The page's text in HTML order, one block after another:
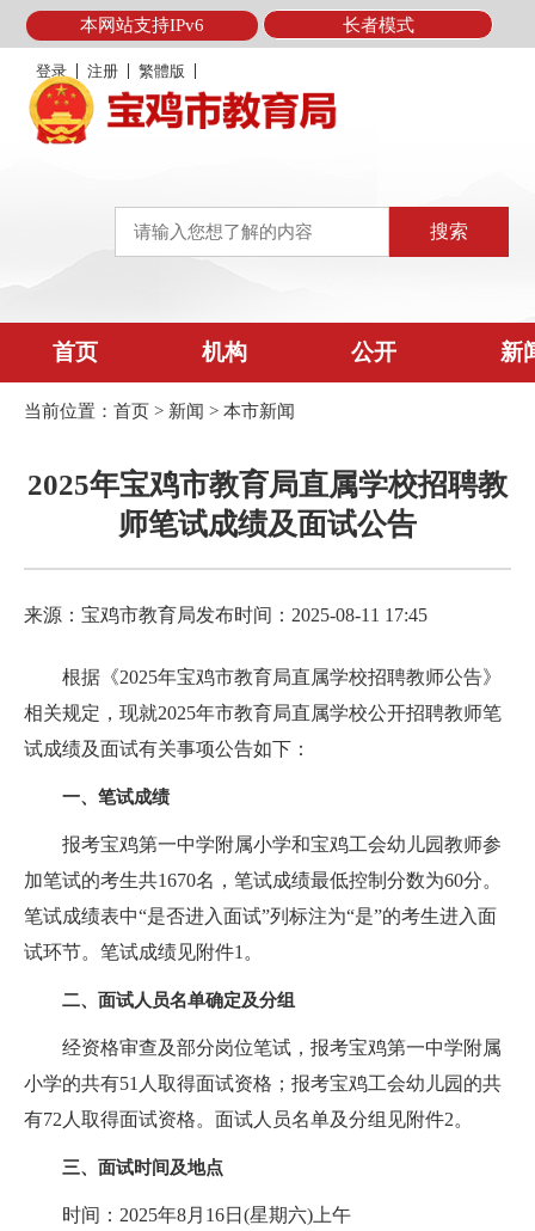
本网站支持IPv6 长者模式
登录 注册 繁體版
首页 机构 公开 新
当前位置： 首页 > 新闻 > 本市新闻
2025年宝鸡市教育局直属学校招聘教
师笔试成绩及面试公告
来源：宝鸡市教育局发布时间：2025-08-11 17:45
根据《2025年宝鸡市教育局直属学校招聘教师公告》
相关规定，现就2025年市教育局直属学校公开招聘教师笔
试成绩及面试有关事项公告如下：
一、笔试成绩
报考宝鸡第一中学附属小学和宝鸡工会幼儿园教师参
加笔试的考生共1670名，笔试成绩最低控制分数为60分。
笔试成绩表中“是否进入面试”列标注为“是”的考生进入面
试环节。笔试成绩见附件1。
二、面试人员名单确定及分组
经资格审查及部分岗位笔试，报考宝鸡第一中学附属
小学的共有51人取得面试资格；报考宝鸡工会幼儿园的共
有72人取得面试资格。面试人员名单及分组见附件2。
三、面试时间及地点
时间：2025年8月16日(星期六)上午